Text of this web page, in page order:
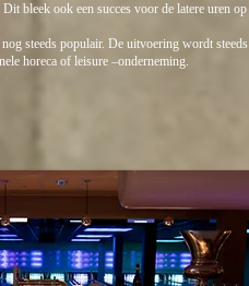
bleek ook een succes voor de latere uren
steeds populair. De uitvoering wordt
horeca of leisure –onderneming.